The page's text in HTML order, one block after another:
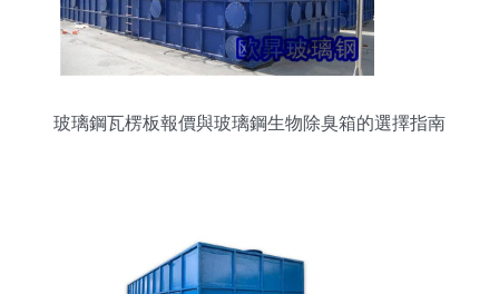
玻璃鋼瓦楞板報價與玻璃鋼生物除臭箱的選擇指南